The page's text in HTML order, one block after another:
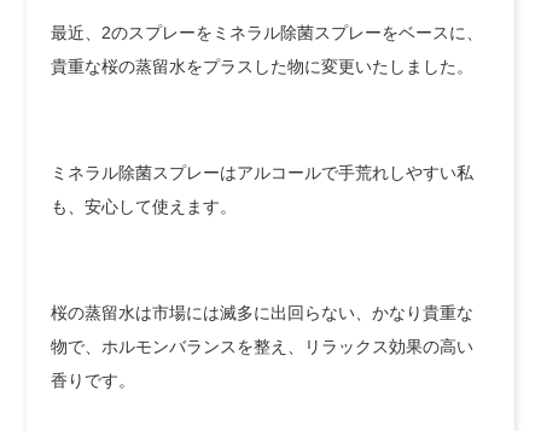
最近、2のスプレーをミネラル除菌スプレーをベースに、
貴重な桜の蒸留水をプラスした物に変更いたしました。
ミネラル除菌スプレーはアルコールで手荒れしやすい私
も、安心して使えます。
桜の蒸留水は市場には滅多に出回らない、かなり貴重な
物で、ホルモンバランスを整え、リラックス効果の高い
香りです。